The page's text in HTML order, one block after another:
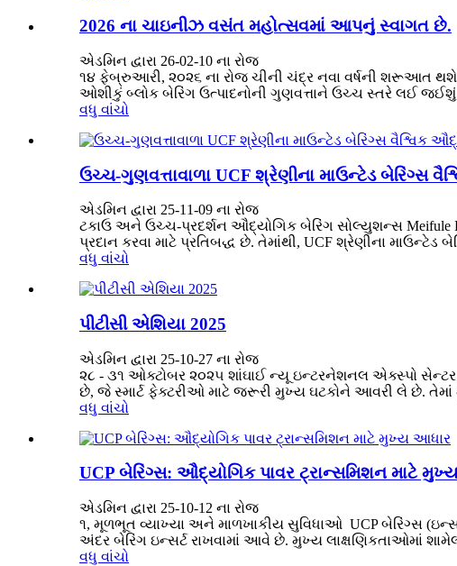
2026 ના ચાઇનીઝ વસંત મહોત્સવમાં આપનું સ્વાગત છે.
એડમિન દ્વારા 26-02-10 ના રોજ
૧૪ ફેબ્રુઆરી, ૨૦૨૬ ના રોજ ચીની ચંદ્ર નવા વર્ષની શરૂઆત થશે.
ઓશીકું બ્લોક બેરિંગ ઉત્પાદનોની ગુણવત્તાને ઉચ્ચ સ્તરે લઈ જઈશું,
વધુ વાંચો
ઉચ્ચ-ગુણવત્તાવાળા UCF શ્રેણીના માઉન્ટેડ બેરિંગ્સ
એડમિન દ્વારા 25-11-09 ના રોજ
ટકાઉ અને ઉચ્ચ-પ્રદર્શન ઔદ્યોગિક બેરિંગ સોલ્યુશન્સ Meifule
પ્રદાન કરવા માટે પ્રતિબદ્ધ છે. તેમાંથી, UCF શ્રેણીના માઉન્ટેડ
વધુ વાંચો
પીટીસી એશિયા 2025
એડમિન દ્વારા 25-10-27 ના રોજ
૨૮ - ૩૧ ઓક્ટોબર ૨૦૨૫ શાંઘાઈ ન્યૂ ઇન્ટરનેશનલ એક્સ્પો સેન્ટર
છે, જે સ્માર્ટ ફેક્ટરીઓ માટે જરૂરી મુખ્ય ઘટકોને આવરી લે છે.
વધુ વાંચો
UCP બેરિંગ્સ: ઔદ્યોગિક પાવર ટ્રાન્સમિશન માટે
એડમિન દ્વારા 25-10-12 ના રોજ
૧, મૂળભૂત વ્યાખ્યા અને માળખાકીય સુવિધાઓ ‍ UCP બેરિંગ્સ
અંદર બેરિંગ ઇન્સર્ટ રાખવામાં આવે છે. મુખ્ય લાક્ષણિકતાઓમાં
વધુ વાંચો